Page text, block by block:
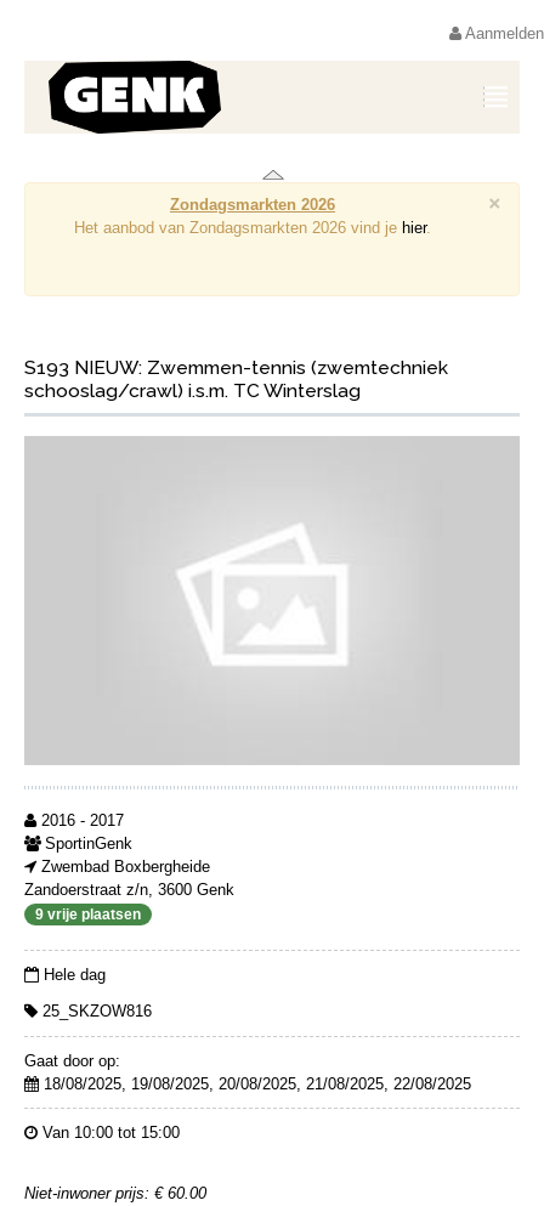
Aanmelden
×
Zondagsmarkten 2026
Het aanbod van Zondagsmarkten 2026 vind je hier.
S193 NIEUW: Zwemmen-tennis (zwemtechniek
schooslag/crawl) i.s.m. TC Winterslag
2016 - 2017
SportinGenk
Zwembad Boxbergheide
Zandoerstraat z/n, 3600 Genk
9 vrije plaatsen
Hele dag
25_SKZOW816
Gaat door op:
18/08/2025, 19/08/2025, 20/08/2025, 21/08/2025, 22/08/2025
Van 10:00 tot 15:00
Niet-inwoner prijs: € 60.00